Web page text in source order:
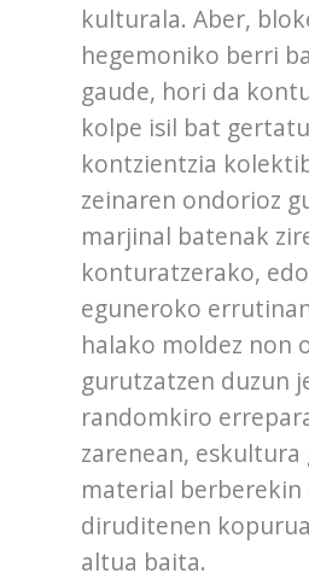
kulturala. Aber,
hegemoniko berri
gaude, hori da
kolpe isil bat
kontzientzia
zeinaren ondorioz
marjinal batenak
konturatzerako,
eguneroko
halako moldez non
gurutzatzen duzun
randomkiro
zarenean, eskultura
material berberekin
diruditenen
altua baita.